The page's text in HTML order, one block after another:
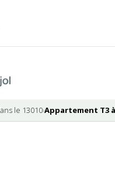
le 13010›Appartement T3